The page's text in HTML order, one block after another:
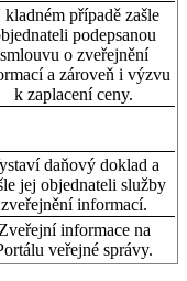
případě zašle
podepsanou
smlouvu o zveřejnění
a zároveň i výzvu
k zaplacení ceny.
daňový doklad a
jej objednateli služby
zveřejnění informací.
Zveřejní informace na
veřejné správy.